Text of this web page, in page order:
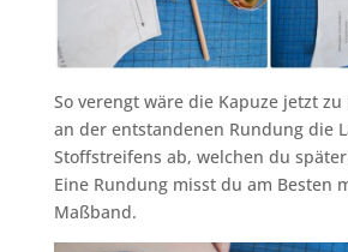
So verengt wäre die Kapuze jetzt
an der entstandenen Rundung die
Stoffstreifens ab, welchen du
Eine Rundung misst du am Besten
Maßband.